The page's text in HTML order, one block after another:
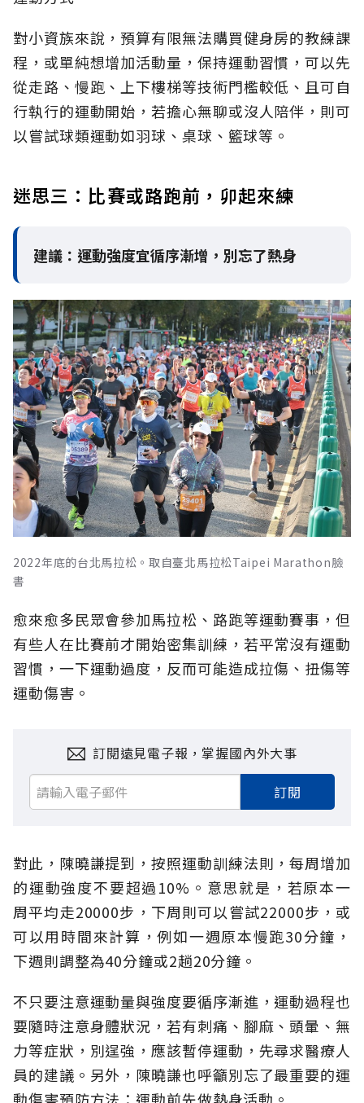
對小資族來說，預算有限無法購買健身房的教練課
程，或單純想增加活動量，保持運動習慣，可以先
從走路、慢跑、上下樓梯等技術門檻較低、且可自
行執行的運動開始，若擔心無聊或沒人陪伴，則可
以嘗試球類運動如羽球、桌球、籃球等。
迷思三：比賽或路跑前，卯起來練
建議：運動強度宜循序漸增，別忘了熱身
2022年底的台北馬拉松。取自臺北馬拉松Taipei Marathon臉
書
愈來愈多民眾會參加馬拉松、路跑等運動賽事，但
有些人在比賽前才開始密集訓練，若平常沒有運動
習慣，一下運動過度，反而可能造成拉傷、扭傷等
運動傷害。
訂閱遠見電子報，掌握國內外大事
訂閱
對此，陳曉謙提到，按照運動訓練法則，每周增加
的運動強度不要超過10%。意思就是，若原本一
周平均走20000步，下周則可以嘗試22000步，或
可以用時間來計算，例如一週原本慢跑30分鐘，
下週則調整為40分鐘或2趟20分鐘。
不只要注意運動量與強度要循序漸進，運動過程也
要隨時注意身體狀況，若有刺痛、腳麻、頭暈、無
力等症狀，別逞強，應該暫停運動，先尋求醫療人
員的建議。另外，陳曉謙也呼籲別忘了最重要的運